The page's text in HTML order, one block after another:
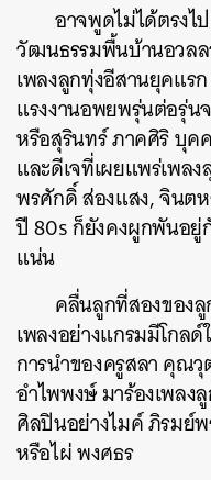
อาจพูดไม่ได้ตรง
วัฒนธรรมพื้นบ้านอวล
เพลงลูกทุ่งอีสานยุคแร
แรงงานอพยพรุ่นต่อรุ่น
หรือสุรินทร์ ภาคศิริ บุค
และดีเจที่เผยแพร่เพล
พรศักดิ์ ส่องแสง, จินต
ปี 80s ก็ยังคงผูกพันอยู่
แน่น
คลื่นลูกที่สองของ
เพลงอย่างแกรมมีโกล
การนำของครูสลา คุณ
อำไพพงษ์ มาร้องเพล
ศิลปินอย่างไมค์ ภิรมย์
หรือไผ่ พงศธร
ค้นหา
SHARE